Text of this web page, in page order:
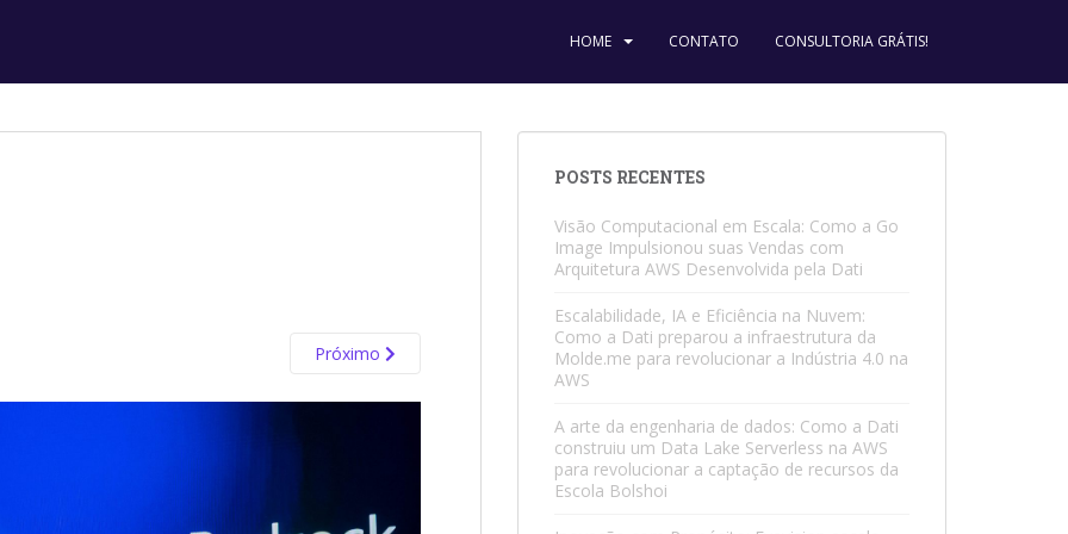
HOME CONTATO CONSULTORIA GRÁTIS!
Próximo
POSTS RECENTES
Visão Computacional em Escala: Como a Go
Image Impulsionou suas Vendas com
Arquitetura AWS Desenvolvida pela Dati
Escalabilidade, IA e Eficiência na Nuvem:
Como a Dati preparou a infraestrutura da
Molde.me para revolucionar a Indústria 4.0 na
AWS
A arte da engenharia de dados: Como a Dati
construiu um Data Lake Serverless na AWS
para revolucionar a captação de recursos da
Escola Bolshoi